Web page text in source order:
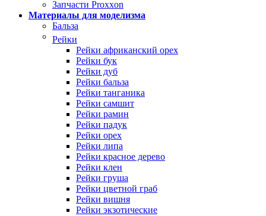
Запчасти Proxxon
Материалы для моделизма
Бальза
Рейки
Рейки африканский орех
Рейки бук
Рейки дуб
Рейки бальза
Рейки танганика
Рейки самшит
Рейки рамин
Рейки падук
Рейки орех
Рейки липа
Рейки красное дерево
Рейки клен
Рейки груша
Рейки цветной граб
Рейки вишня
Рейки экзотические